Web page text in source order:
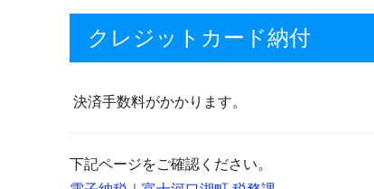
クレジットカード納付
決済手数料がかかります。
下記ページをご確認ください。